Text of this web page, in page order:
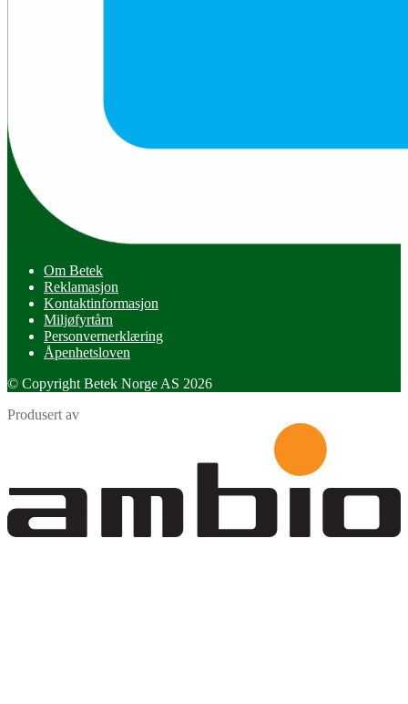
Om Betek
Reklamasjon
Kontaktinformasjon
Miljøfyrtårn
Personvernerklæring
Åpenhetsloven
© Copyright Betek Norge AS 2026
Produsert av